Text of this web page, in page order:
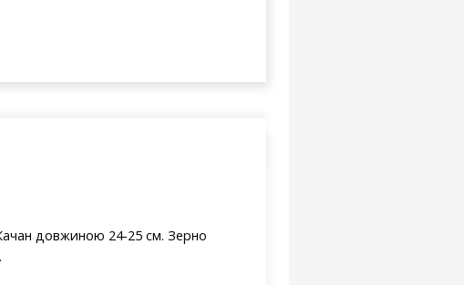
довжиною 24-25 см. Зерно